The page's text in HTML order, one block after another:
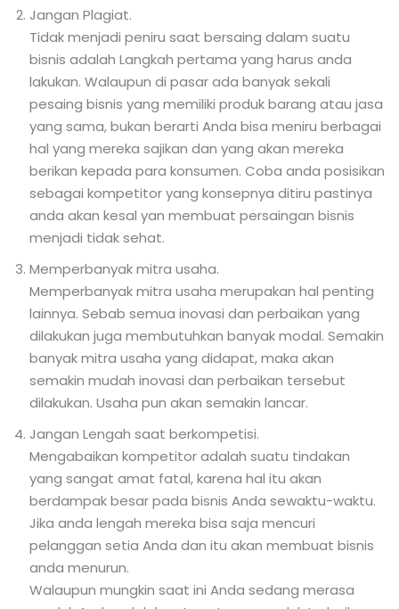
Jangan Plagiat.
Tidak menjadi peniru saat bersaing dalam suatu
bisnis adalah Langkah pertama yang harus anda
lakukan. Walaupun di pasar ada banyak sekali
pesaing bisnis yang memiliki produk barang atau jasa
yang sama, bukan berarti Anda bisa meniru berbagai
hal yang mereka sajikan dan yang akan mereka
berikan kepada para konsumen. Coba anda posisikan
sebagai kompetitor yang konsepnya ditiru pastinya
anda akan kesal yan membuat persaingan bisnis
menjadi tidak sehat.
Memperbanyak mitra usaha.
Memperbanyak mitra usaha merupakan hal penting
lainnya. Sebab semua inovasi dan perbaikan yang
dilakukan juga membutuhkan banyak modal. Semakin
banyak mitra usaha yang didapat, maka akan
semakin mudah inovasi dan perbaikan tersebut
dilakukan. Usaha pun akan semakin lancar.
Jangan Lengah saat berkompetisi.
Mengabaikan kompetitor adalah suatu tindakan
yang sangat amat fatal, karena hal itu akan
berdampak besar pada bisnis Anda sewaktu-waktu.
Jika anda lengah mereka bisa saja mencuri
pelanggan setia Anda dan itu akan membuat bisnis
anda menurun.
Walaupun mungkin saat ini Anda sedang merasa